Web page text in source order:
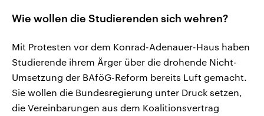
Wie wollen die Studierenden sich wehren?
Mit Protesten vor dem Konrad-Adenauer-Haus haben
Studierende ihrem Ärger über die drohende Nicht-
Umsetzung der BAföG-Reform bereits Luft gemacht.
Sie wollen die Bundesregierung unter Druck setzen,
die Vereinbarungen aus dem Koalitionsvertrag